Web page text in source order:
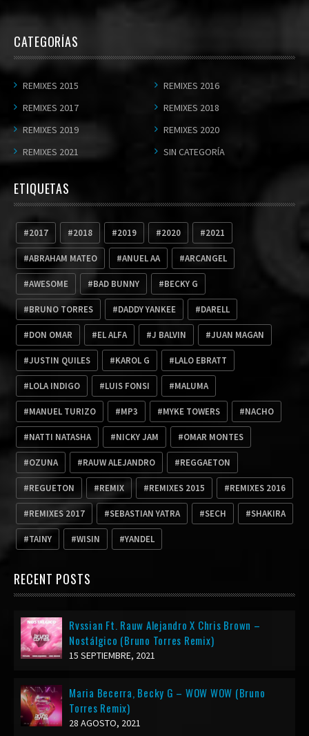
CATEGORÍAS
REMIXES 2015
REMIXES 2016
REMIXES 2017
REMIXES 2018
REMIXES 2019
REMIXES 2020
REMIXES 2021
SIN CATEGORÍA
ETIQUETAS
2017 2018 2019 2020 2021
ABRAHAM MATEO ANUEL AA ARCANGEL
AWESOME BAD BUNNY BECKY G
BRUNO TORRES DADDY YANKEE DARELL
DON OMAR EL ALFA J BALVIN JUAN MAGAN
JUSTIN QUILES KAROL G LALO EBRATT
LOLA INDIGO LUIS FONSI MALUMA
MANUEL TURIZO MP3 MYKE TOWERS NACHO
NATTI NATASHA NICKY JAM OMAR MONTES
OZUNA RAUW ALEJANDRO REGGAETON
REGUETON REMIX REMIXES 2015 REMIXES 2016
REMIXES 2017 SEBASTIAN YATRA SECH SHAKIRA
TAINY WISIN YANDEL
RECENT POSTS
Rvssian Ft. Rauw Alejandro X Chris Brown –
Nostálgico (Bruno Torres Remix)
15 SEPTIEMBRE, 2021
Maria Becerra, Becky G – WOW WOW (Bruno
Torres Remix)
28 AGOSTO, 2021